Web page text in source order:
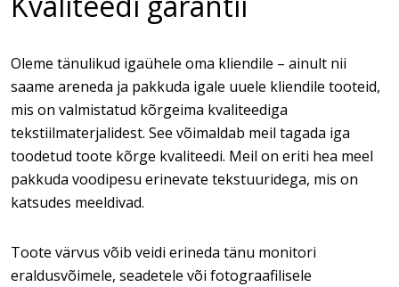
Oleme tänulikud igaühele oma kliendile – ainult nii
saame areneda ja pakkuda igale uuele kliendile tooteid,
mis on valmistatud kõrgeima kvaliteediga
tekstiilmaterjalidest. See võimaldab meil tagada iga
toodetud toote kõrge kvaliteedi. Meil on eriti hea meel
pakkuda voodipesu erinevate tekstuuridega, mis on
katsudes meeldivad.
Toote värvus võib veidi erineda tänu monitori
eraldusvõimele, seadetele või fotograafilisele